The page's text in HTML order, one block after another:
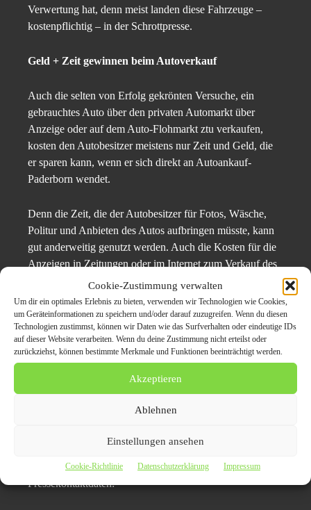
Cookie-Zustimmung verwalten
Um dir ein optimales Erlebnis zu bieten, verwenden wir Technologien wie Cookies,
um Geräteinformationen zu speichern und/oder darauf zuzugreifen. Wenn du diesen
Technologien zustimmst, können wir Daten wie das Surfverhalten oder eindeutige IDs
auf dieser Website verarbeiten. Wenn du deine Zustimmung nicht erteilst oder
zurückziehst, können bestimmte Merkmale und Funktionen beeinträchtigt werden.
Akzeptieren
Ablehnen
Einstellungen ansehen
Cookie-Richtlinie Datenschutzerklärung Impressum
Verwertung hat, denn meist landen diese Fahrzeuge –
kostenpflichtig – in der Schrottpresse.
Geld + Zeit gewinnen beim Autoverkauf
Auch die selten von Erfolg gekrönten Versuche, ein
gebrauchtes Auto über den privaten Automarkt über
Anzeige oder auf dem Auto-Flohmarkt ztu verkaufen,
kosten den Autobesitzer meistens nur Zeit und Geld, die
er sparen kann, wenn er sich direkt an Autoankauf-
Paderborn wendet.
Denn die Zeit, die der Autobesitzer für Fotos, Wäsche,
Politur und Anbieten des Autos aufbringen müsste, kann
gut anderweitig genutzt werden. Auch die Kosten für die
Anzeigen in Zeitungen oder im Internet zum Verkauf des
Autos können eingespart werden. Ebenso kann man
zahllose Besichtigungstermine verhindern, von denen
vielleicht nur ein Bruchteil von potentiellen Interessenten
eingehalten wird und bei denen man vergeblich wartet.
Autoankauf-Paderbornhält seine Kaufzusage ein, kommt
zum vereinbarten Termin mit einem Tieflader zum
Abtransport des Fahrzeuges und zahlt den vereinbarten
Preis.
exports.de/autoankauf-paderborn/
Pressekontaktdaten: